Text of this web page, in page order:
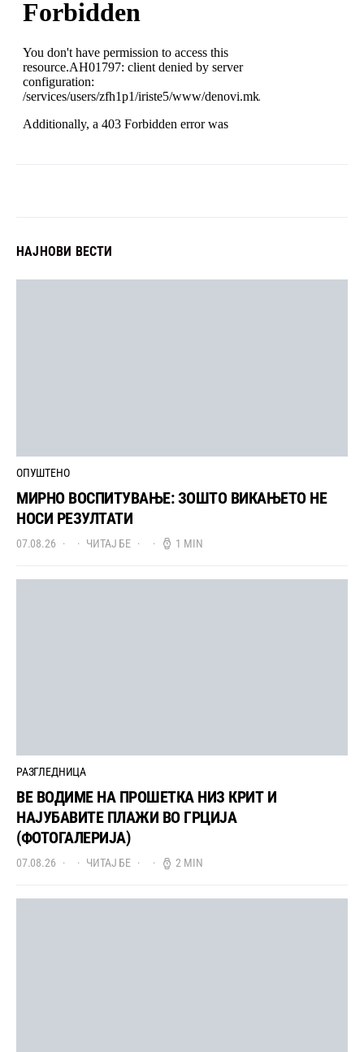
НАЈНОВИ ВЕСТИ
ОПУШТЕНО
МИРНО ВОСПИТУВАЊЕ: ЗОШТО ВИКАЊЕТО НЕ
НОСИ РЕЗУЛТАТИ
07.08.26 ЧИТАЈ БЕ 1 MIN
РАЗГЛЕДНИЦА
ВЕ ВОДИМЕ НА ПРОШЕТКА НИЗ КРИТ И
НАЈУБАВИТЕ ПЛАЖИ ВО ГРЦИЈА
(ФОТОГАЛЕРИЈА)
07.08.26 ЧИТАЈ БЕ 2 MIN